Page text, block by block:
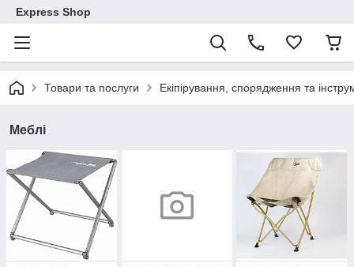
Express Shop
Товари та послуги Екіпірування, спорядження та
Меблі